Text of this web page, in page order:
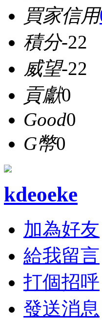
買家信用
積分-22
威望-22
貢獻0
Good0
G幣0
kdeoeke
加為好友
給我留言
打個招呼
發送消息